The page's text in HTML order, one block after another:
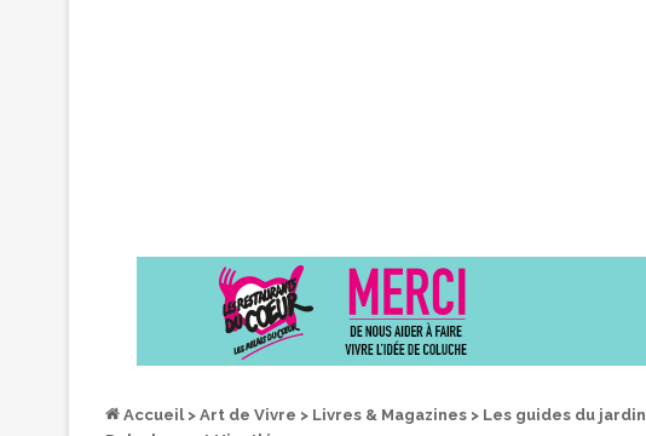
Accueil > Art de Vivre > Livres & Magazines > Les guides du